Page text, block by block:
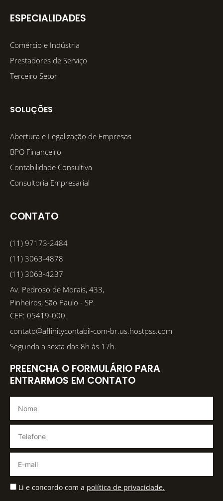
ESPECIALIDADES
Comércio e Indústria
Prestadores de Serviço
Terceiro Setor
SOLUÇÕES
Abertura e Legalização de Empresas
BPO Financeiro
Contabilidade Consultiva
Consultoria Empresarial
CONTATO
(11) 97173-2484
(11) 3063-4878
(11) 3063-4237
Av. Pedroso de Morais, 433,
Pinheiros, São Paulo - SP.
CEP: 05419-000.
contato@affinitycontabil-com-br.us.hostpss.com
Segunda a sexta das 8h às 17h.
PREENCHA O FORMULÁRIO PARA
ENTRARMOS EM CONTATO
Li e concordo com a política de privacidade.